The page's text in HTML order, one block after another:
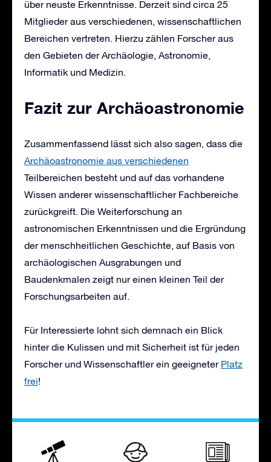
über neuste Erkenntnisse. Derzeit sind circa 25
Mitglieder aus verschiedenen, wissenschaftlichen
Bereichen vertreten. Hierzu zählen Forscher aus
den Gebieten der Archäologie, Astronomie,
Informatik und Medizin.
Fazit zur Archäoastronomie
Zusammenfassend lässt sich also sagen, dass die
Archäoastronomie aus verschiedenen
Teilbereichen besteht und auf das vorhandene
Wissen anderer wissenschaftlicher Fachbereiche
zurückgreift. Die Weiterforschung an
astronomischen Erkenntnissen und die Ergründung
der menschheitlichen Geschichte, auf Basis von
archäologischen Ausgrabungen und
Baudenkmalen zeigt nur einen kleinen Teil der
Forschungsarbeiten auf.
Für Interessierte lohnt sich demnach ein Blick
hinter die Kulissen und mit Sicherheit ist für jeden
Forscher und Wissenschaftler ein geeigneter Platz
frei!